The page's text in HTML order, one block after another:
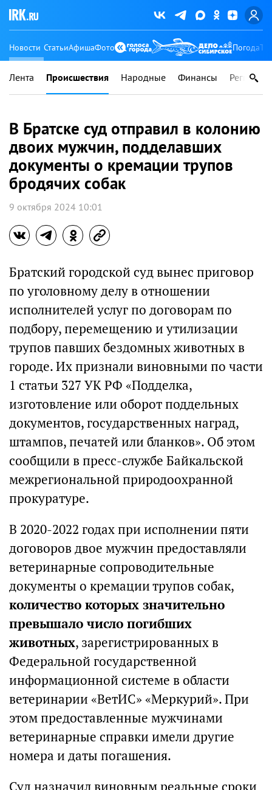
Новости СтатьиАфишаФото Погода
Лента Происшествия Народные Финансы Регионы
В Братске суд отправил в колонию
двоих мужчин, подделавших
документы о кремации трупов
бродячих собак
9 октября 2024 10:01
Братский городской суд вынес приговор
по уголовному делу в отношении
исполнителей услуг по договорам по
подбору, перемещению и утилизации
трупов павших бездомных животных в
городе. Их признали виновными по части
1 статьи 327 УК РФ «Подделка,
изготовление или оборот поддельных
документов, государственных наград,
штампов, печатей или бланков». Об этом
сообщили в пресс-службе Байкальской
межрегиональной природоохранной
прокуратуре.
В 2020-2022 годах при исполнении пяти
договоров двое мужчин предоставляли
ветеринарные сопроводительные
документы о кремации трупов собак,
количество которых значительно
превышало число погибших
животных, зарегистрированных в
Федеральной государственной
информационной системе в области
ветеринарии «ВетИС» «Меркурий». При
этом предоставленные мужчинами
ветеринарные справки имели другие
номера и даты погашения.
Суд назначил виновным реальные сроки